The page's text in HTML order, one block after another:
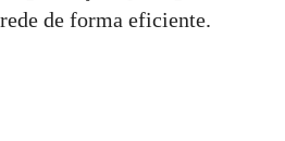
de forma eficiente.